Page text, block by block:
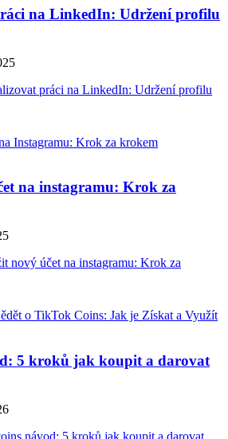
na LinkedIn: Udržení profilu
práci na LinkedIn: Udržení profilu
na instagramu: Krok za
nový účet na instagramu: Krok za
5 kroků jak koupit a darovat
návod: 5 kroků jak koupit a darovat